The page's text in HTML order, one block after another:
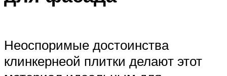
Неоспоримые достоинства
клинкернеой плитки делают этот